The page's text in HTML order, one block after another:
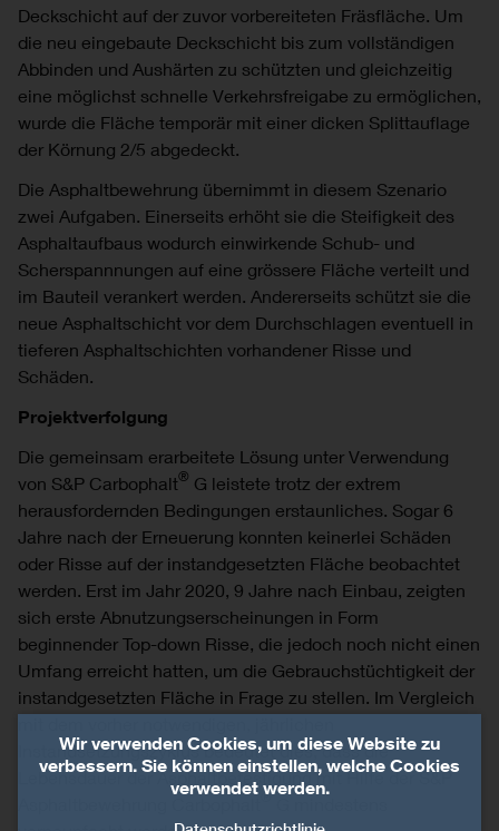
Deckschicht auf der zuvor vorbereiteten Fräsfläche. Um
die neu eingebaute Deckschicht bis zum vollständigen
Abbinden und Aushärten zu schützten und gleichzeitig
eine möglichst schnelle Verkehrsfreigabe zu ermöglichen,
wurde die Fläche temporär mit einer dicken Splittauflage
der Körnung 2/5 abgedeckt.
Die Asphaltbewehrung übernimmt in diesem Szenario
zwei Aufgaben. Einerseits erhöht sie die Steifigkeit des
Asphaltaufbaus wodurch einwirkende Schub- und
Scherspannnungen auf eine grössere Fläche verteilt und
im Bauteil verankert werden. Andererseits schützt sie die
neue Asphaltschicht vor dem Durchschlagen eventuell in
tieferen Asphaltschichten vorhandener Risse und
Schäden.
Projektverfolgung
Die gemeinsam erarbeitete Lösung unter Verwendung
von S&P Carbophalt® G leistete trotz der extrem
herausfordernden Bedingungen erstaunliches. Sogar 6
Jahre nach der Erneuerung konnten keinerlei Schäden
oder Risse auf der instandgesetzten Fläche beobachtet
werden. Erst im Jahr 2020, 9 Jahre nach Einbau, zeigten
sich erste Abnutzungserscheinungen in Form
beginnender Top-down Risse, die jedoch noch nicht einen
Umfang erreicht hatten, um die Gebrauchstüchtigkeit der
instandgesetzten Fläche in Frage zu stellen. Im Vergleich
Instandsetzungszyklus bedeutet dies, dass die
Lebensdauer der Asphaltbefestigung mit Hilfe der S&P
®
Wir verwenden Cookies, um diese Website zu
verbessern. Sie können einstellen, welche Cookies
verwendet werden.